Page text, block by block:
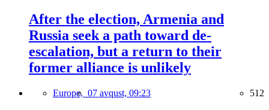
After the election, Armenia and
Russia seek a path toward de-
escalation, but a return to their
former alliance is unlikely
Europe, 07 avqust, 09:23 512